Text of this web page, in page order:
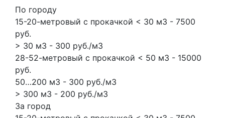
По городу
15-20-метровый с прокачкой < 30 м3 - 7500
руб.
> 30 м3 - 300 руб./м3
28-52-метровый с прокачкой < 50 м3 - 15000
руб.
50…200 м3 - 300 руб./м3
> 300 м3 - 200 руб./м3
За город